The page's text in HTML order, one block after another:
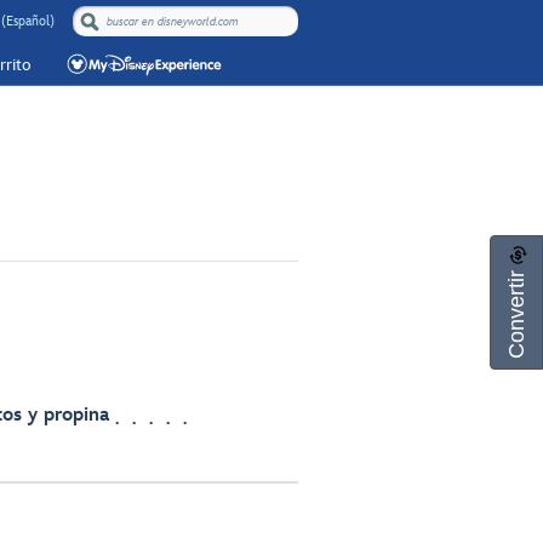
y propina
Convertir